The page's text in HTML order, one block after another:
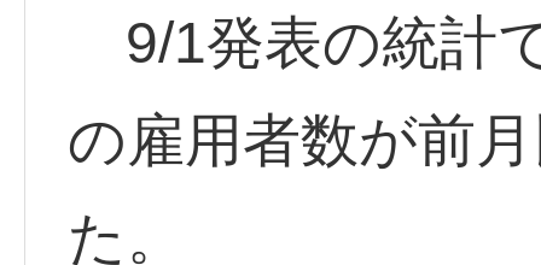
9/1発表の統計
の雇用者数が前
た。